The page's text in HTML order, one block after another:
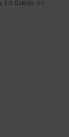
: 5/5 Coloris: 5/5